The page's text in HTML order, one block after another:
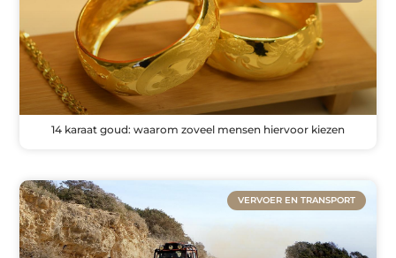
14 karaat goud: waarom zoveel mensen hiervoor kiezen
VERVOER EN TRANSPORT